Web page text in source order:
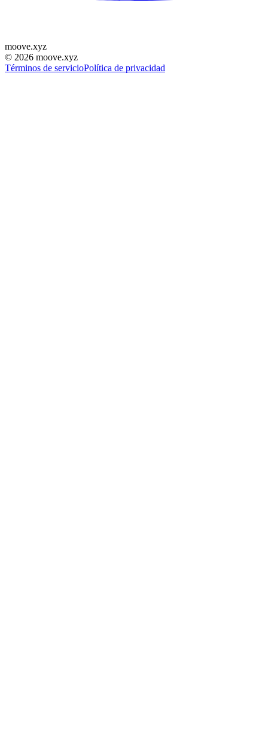
moove.xyz
© 2026 moove.xyz
Términos de servicioPolítica de privacidad